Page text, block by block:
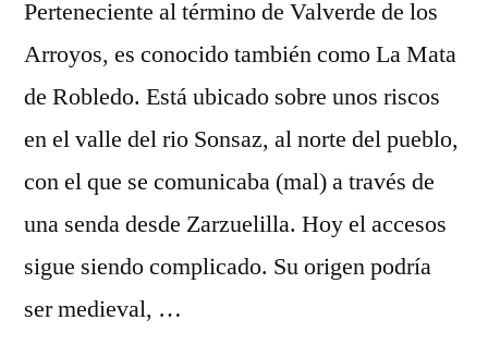
Perteneciente al término de Valverde de los
Arroyos, es conocido también como La Mata
de Robledo. Está ubicado sobre unos riscos
en el valle del rio Sonsaz, al norte del pueblo,
con el que se comunicaba (mal) a través de
una senda desde Zarzuelilla. Hoy el accesos
sigue siendo complicado. Su origen podría
ser medieval, …